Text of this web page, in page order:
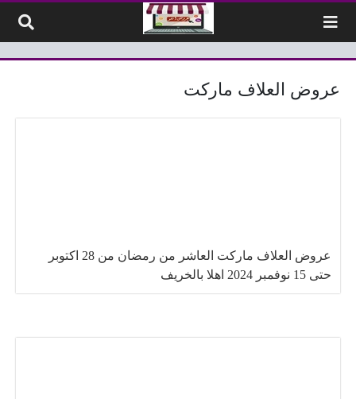
عروض العلاف ماركت
عروض العلاف ماركت العاشر من رمضان من 28 اكتوبر
حتى 15 نوفمبر 2024 اهلا بالخريف